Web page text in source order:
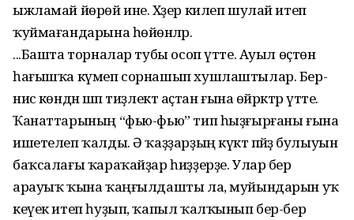
ыжламай йөрөй ине. Хәҙер килеп шулай итеп
ҡуймағандарына һөйөнәләр.
...Башта торналар тубы осоп үтте. Ауыл өҫтөн
һағышҡа күмеп сорнашып хушлаштылар. Бер-
нисә көндән шәп тиҙлектә аҫтан ғына өйрәктәр үтте.
Ҡанаттарының “фью-фью” тип һыҙғырғаны ғына
ишетелеп ҡалды. Ә ҡаҙҙарҙың күктә пәйҙә булыуын
баҡсалағы ҡараҡайҙар һиҙҙерҙе. Улар бер
арауыҡ ҡына ҡаңғылдашты ла, муйындарын уҡ
кеүек итеп һуҙып, ҡапыл ҡалҡынып бер-бер